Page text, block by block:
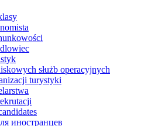
służb operacyjnych
turystyki
иностранцев